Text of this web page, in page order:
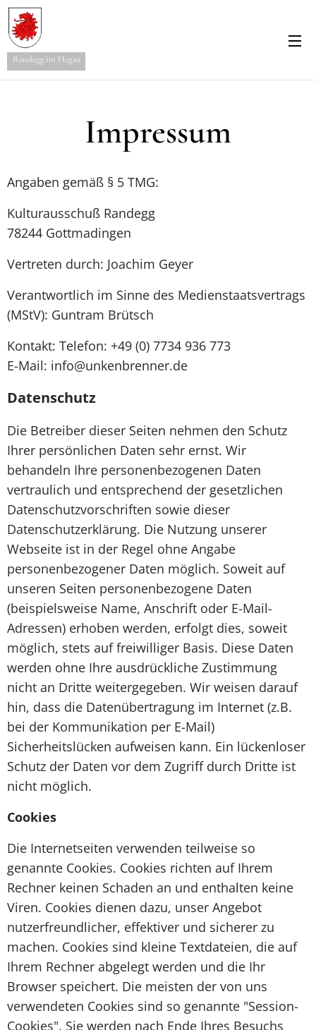
Randegg im Hegau
Impressum
Angaben gemäß § 5 TMG:
Kulturausschuß Randegg
78244 Gottmadingen
Vertreten durch: Joachim Geyer
Verantwortlich im Sinne des Medienstaatsvertrags
(MStV): Guntram Brütsch
Kontakt: Telefon: +49 (0) 7734 936 773
E-Mail: info@unkenbrenner.de
Datenschutz
Die Betreiber dieser Seiten nehmen den Schutz
Ihrer persönlichen Daten sehr ernst. Wir
behandeln Ihre personenbezogenen Daten
vertraulich und entsprechend der gesetzlichen
Datenschutzvorschriften sowie dieser
Datenschutzerklärung. Die Nutzung unserer
Webseite ist in der Regel ohne Angabe
personenbezogener Daten möglich. Soweit auf
unseren Seiten personenbezogene Daten
(beispielsweise Name, Anschrift oder E-Mail-
Adressen) erhoben werden, erfolgt dies, soweit
möglich, stets auf freiwilliger Basis. Diese Daten
werden ohne Ihre ausdrückliche Zustimmung
nicht an Dritte weitergegeben. Wir weisen darauf
hin, dass die Datenübertragung im Internet (z.B.
bei der Kommunikation per E-Mail)
Sicherheitslücken aufweisen kann. Ein lückenloser
Schutz der Daten vor dem Zugriff durch Dritte ist
nicht möglich.
Cookies
Die Internetseiten verwenden teilweise so
genannte Cookies. Cookies richten auf Ihrem
Rechner keinen Schaden an und enthalten keine
Viren. Cookies dienen dazu, unser Angebot
nutzerfreundlicher, effektiver und sicherer zu
machen. Cookies sind kleine Textdateien, die auf
Ihrem Rechner abgelegt werden und die Ihr
Browser speichert. Die meisten der von uns
verwendeten Cookies sind so genannte "Session-
Cookies". Sie werden nach Ende Ihres Besuchs